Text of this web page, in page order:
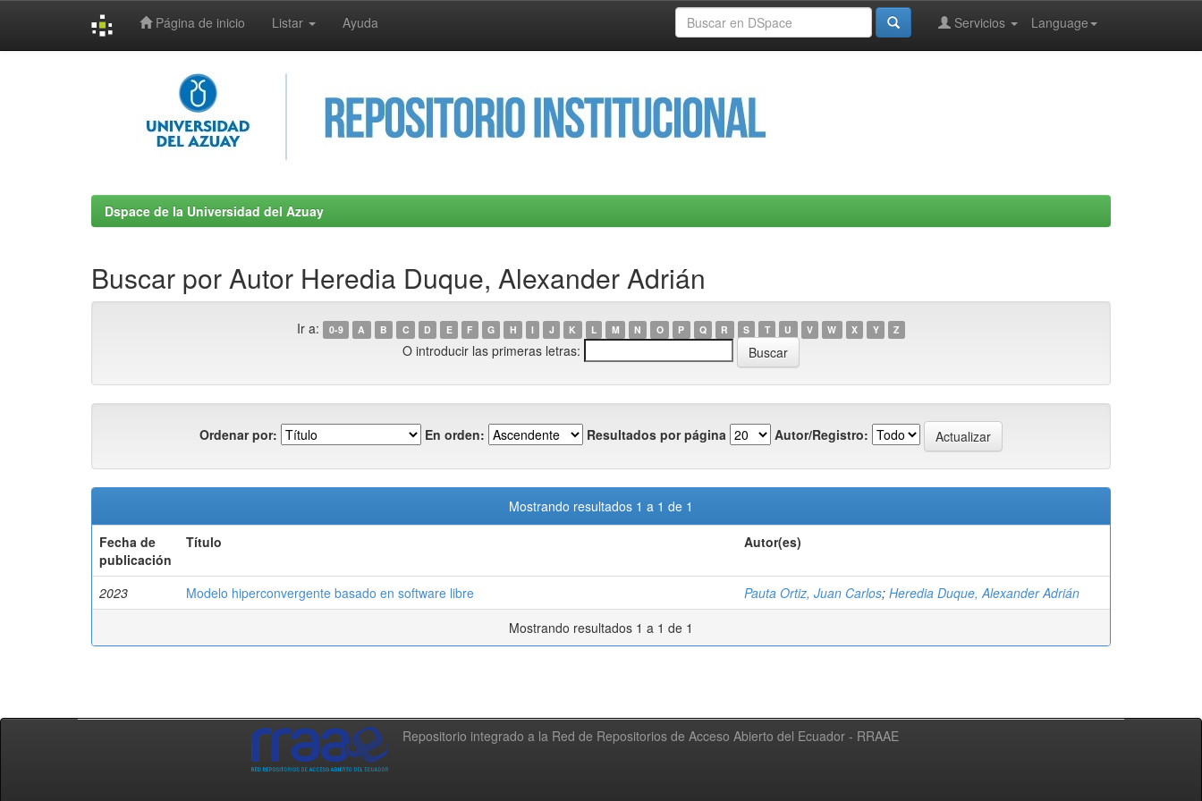
Página de inicio Listar Ayuda Language
Servicios
Dspace de la Universidad del Azuay
Buscar por Autor Heredia Duque, Alexander Adrián
Ir a: 0-9 A B C D E F G H I J K L M N O P Q R S T U V W X Y Z
O introducir las primeras letras:
Ordenar por: En orden: Resultados por página Autor/Registro:
Mostrando resultados 1 a 1 de 1
Fecha de
publicación
Título Autor(es)
2023 Modelo hiperconvergente basado en software libre Pauta Ortiz, Juan Carlos; Heredia Duque, Alexander Adrián
Mostrando resultados 1 a 1 de 1
Repositorio integrado a la Red de Repositorios de Acceso Abierto del Ecuador - RRAAE